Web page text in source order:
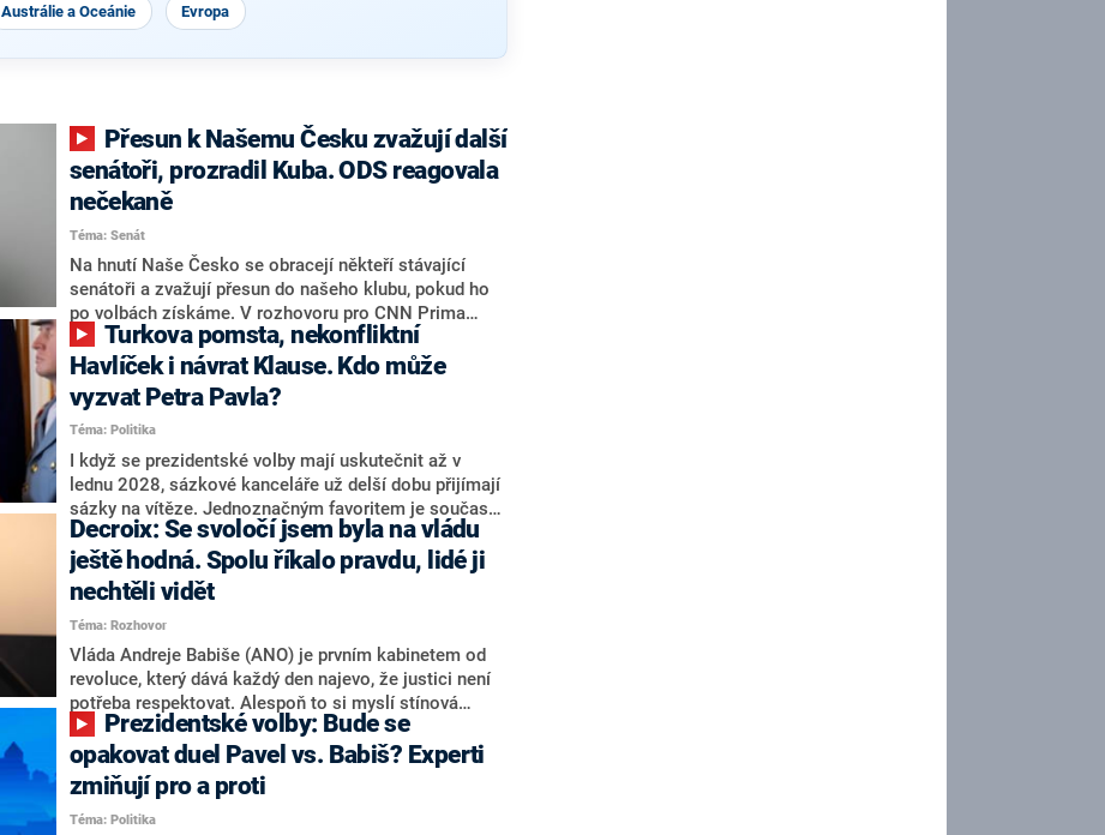
Austrálie a Oceánie Evropa
senátoři, prozradil Kuba. ODS reagovala
nečekaně
Téma: Senát
Na hnutí Naše Česko se obracejí někteří stávající
senátoři a zvažují přesun do našeho klubu, pokud ho
po volbách získáme. V rozhovoru pro CNN Prima
NEWS to řekl zakladatel hnutí a jihočeský hejtman
Martin Kuba. Konkrétní nebyl, ale získat by takto mohl
například senátora Zdeňka Hrabu, který je dnes
součástí klubu ODS a TOP 09. Hraba to na dotaz
redakce nevyloučil. Předseda klubu senátorů ODS
Zdeněk Nytra redakci řekl, že počítá s odchodem
některých senátorů z klubu a že Naše Česko není
nepřítel, ale soupeř.
Havlíček i návrat Klause. Kdo může
vyzvat Petra Pavla?
Téma: Politika
I když se prezidentské volby mají uskutečnit až v
lednu 2028, sázkové kanceláře už delší dobu přijímají
sázky na vítěze. Jednoznačným favoritem je současná
hlava státu Petr Pavel. Daleko za ním pak bookmakeři
zmiňují dva výrazné politiky ANO, tedy premiéra
Andreje Babiše a ministra průmyslu Karla Havlíčka.
Oblíbeným tipem samotných sázkařů je poslanec za
Motoristy Filip Turek. Politolog Jan Kubáček nicméně
o případné kandidatuře kohokoliv ze zmíněné trojice
značně pochybuje. Podle něj současná koalice dosud
nemá osobu, která by Pavlovi mohla konkurovat.
Decroix: Se svoločí jsem byla na vládu
ještě hodná. Spolu říkalo pravdu, lidé ji
nechtěli vidět
Téma: Rozhovor
Vláda Andreje Babiše (ANO) je prvním kabinetem od
revoluce, který dává každý den najevo, že justici není
potřeba respektovat. Alespoň to si myslí stínová
ministryně spravedlnosti ODS Eva Decroix. V
rozhovoru pro CNN Prima NEWS si nebrala servítky
ohledně politického výkonu svého nástupce Jeronýma
Tejce (za ANO) či vládní zmocněnkyně pro lidská
práva Taťány Malé (ANO). Označením „svoloč“ na
opakovat duel Pavel vs. Babiš? Experti
zmiňují pro a proti
Téma: Politika